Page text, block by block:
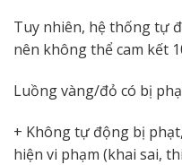
Tuy nhiên, hệ thống tự
nên không thể cam kết
Luồng vàng/đỏ có bị
+ Không tự động bị
hiện vi phạm (khai sai,